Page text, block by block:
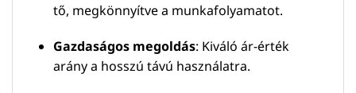
tő, megkönnyítve a munkafolyamatot.
Gazdaságos megoldás: Kiváló ár-érték
arány a hosszú távú használatra.